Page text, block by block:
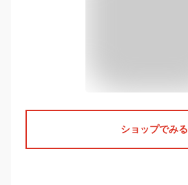
ショップでみる